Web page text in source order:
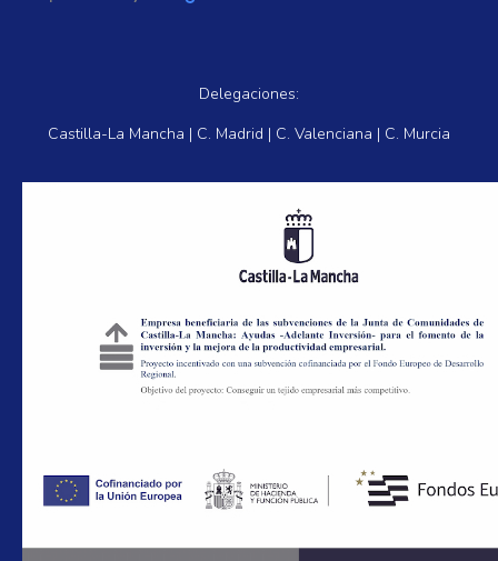
Delegaciones:
Castilla-La Mancha | C. Madrid | C. Valenciana | C. Murcia